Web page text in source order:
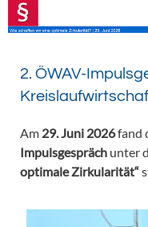
2. ÖWAV-
Am 29. Juni 2026fand
Impulsgespräch unter
optimale Zirkularität“